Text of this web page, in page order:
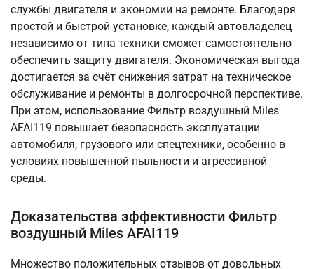
службы двигателя и экономии на ремонте. Благодаря
простой и быстрой установке, каждый автовладелец
независимо от типа техники сможет самостоятельно
обеспечить защиту двигателя. Экономическая выгода
достигается за счёт снижения затрат на техническое
обслуживание и ремонты в долгосрочной перспективе.
При этом, использование Фильтр воздушный Miles
AFAI119 повышает безопасность эксплуатации
автомобиля, грузового или спецтехники, особенно в
условиях повышенной пыльности и агрессивной
среды.
Доказательства эффективности Фильтр
воздушный Miles AFAI119
Множество положительных отзывов от довольных